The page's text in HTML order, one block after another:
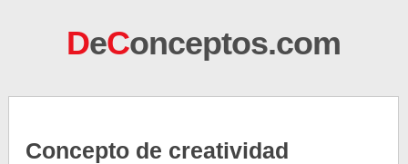
DeConceptos.com
Concepto de creatividad